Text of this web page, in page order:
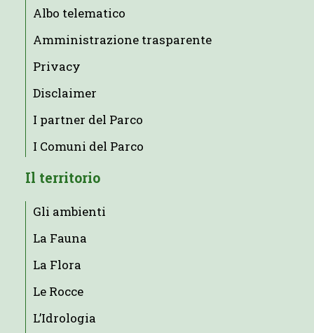
Albo telematico
Amministrazione trasparente
Privacy
Disclaimer
I partner del Parco
I Comuni del Parco
Il territorio
Gli ambienti
La Fauna
La Flora
Le Rocce
L’Idrologia